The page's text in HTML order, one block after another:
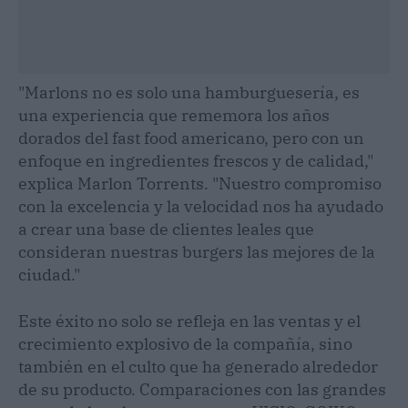
"Marlons no es solo una hamburguesería, es
una experiencia que rememora los años
dorados del fast food americano, pero con un
enfoque en ingredientes frescos y de calidad,"
explica Marlon Torrents. "Nuestro compromiso
con la excelencia y la velocidad nos ha ayudado
a crear una base de clientes leales que
consideran nuestras burgers las mejores de la
ciudad."
Este éxito no solo se refleja en las ventas y el
crecimiento explosivo de la compañía, sino
también en el culto que ha generado alrededor
de su producto. Comparaciones con las grandes